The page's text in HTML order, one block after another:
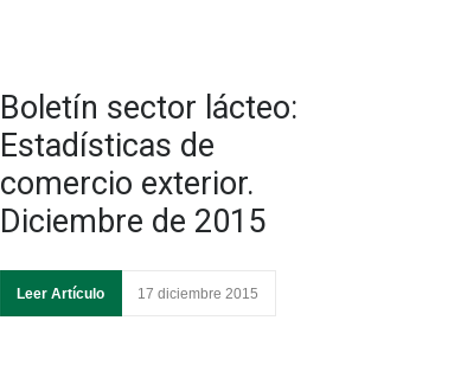
Boletín sector lácteo:
Estadísticas de
comercio exterior.
Diciembre de 2015
Leer Artículo 17 diciembre 2015